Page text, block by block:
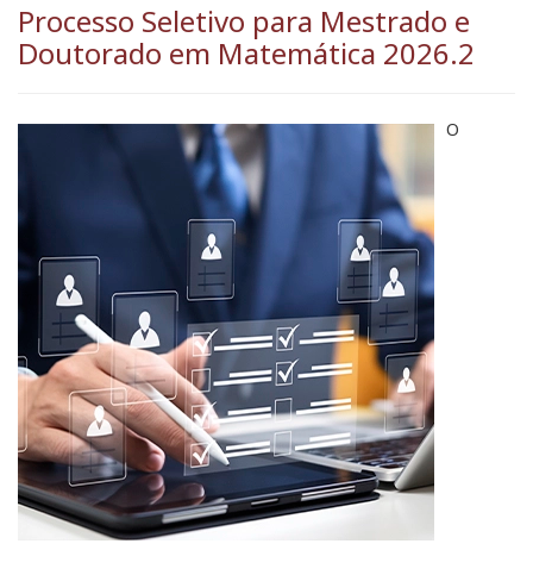
Processo Seletivo para Mestrado e
Doutorado em Matemática 2026.2
O